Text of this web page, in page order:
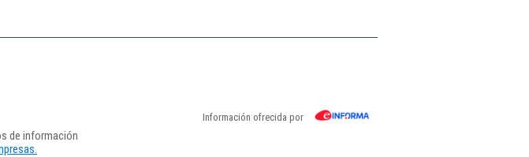
Información ofrecida por
de información